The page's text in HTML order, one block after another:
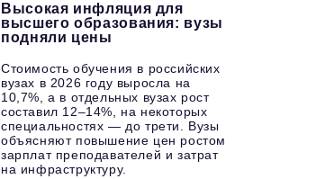
Высокая инфляция для
высшего образования: вузы
подняли цены
Стоимость обучения в российских
вузах в 2026 году выросла на
10,7%, а в отдельных вузах рост
составил 12–14%, на некоторых
специальностях — до трети. Вузы
объясняют повышение цен ростом
зарплат преподавателей и затрат
на инфраструктуру.